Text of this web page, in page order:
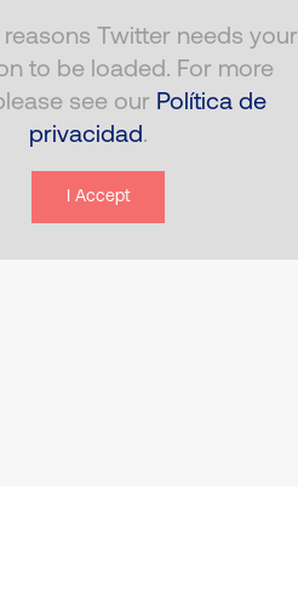
Twitter needs your
to be loaded. For more
see our Política de
privacidad.
I Accept